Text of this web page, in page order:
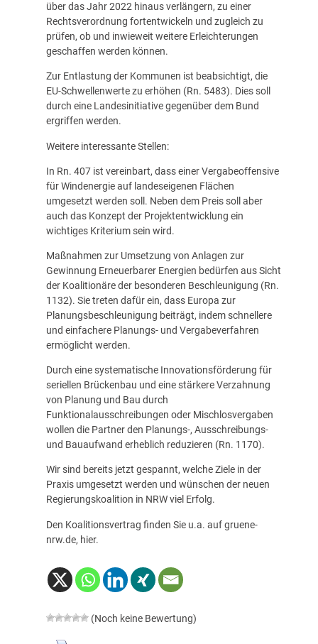
über das Jahr 2022 hinaus verlängern, zu einer
Rechtsverordnung fortentwickeln und zugleich zu
prüfen, ob und inwieweit weitere Erleichterungen
geschaffen werden können.
Zur Entlastung der Kommunen ist beabsichtigt, die
EU-Schwellenwerte zu erhöhen (Rn. 5483). Dies soll
durch eine Landesinitiative gegenüber dem Bund
ergriffen werden.
Weitere interessante Stellen:
In Rn. 407 ist vereinbart, dass einer Vergabeoffensive
für Windenergie auf landeseigenen Flächen
umgesetzt werden soll. Neben dem Preis soll aber
auch das Konzept der Projektentwicklung ein
wichtiges Kriterium sein wird.
Maßnahmen zur Umsetzung von Anlagen zur
Gewinnung Erneuerbarer Energien bedürfen aus Sicht
der Koalitionäre der besonderen Beschleunigung (Rn.
1132). Sie treten dafür ein, dass Europa zur
Planungsbeschleunigung beiträgt, indem schnellere
und einfachere Planungs- und Vergabeverfahren
ermöglicht werden.
Durch eine systematische Innovationsförderung für
seriellen Brückenbau und eine stärkere Verzahnung
von Planung und Bau durch
Funktionalausschreibungen oder Mischlosvergaben
wollen die Partner den Planungs-, Ausschreibungs-
und Bauaufwand erheblich reduzieren (Rn. 1170).
Wir sind bereits jetzt gespannt, welche Ziele in der
Praxis umgesetzt werden und wünschen der neuen
Regierungskoalition in NRW viel Erfolg.
Den Koalitionsvertrag finden Sie u.a. auf gruene-
nrw.de, hier.
(Noch keine Bewertung)